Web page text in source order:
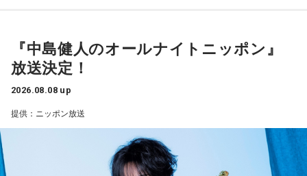
――石垣島で自主トレをともにした後輩である篠原響投手の
活躍をどうご覧になられましたか？
山田「球速がすごくて、僕も追いつけるように頑張ります」
――オールスターゲームの前に1軍へ復帰しました。ここまで
2試合に登板してみていかがですか？
山田「自分の持ち味が出せて抑えられることができたので、
そこは1番よかったのかなと思います。試合で投げる、野球が
――過去2年の苦労は昨シーズンに活きていたということです
ね。
山田「活きていると思います。ウエイトトレーニングなどで
身体作りができたと思うので、結果を出さないといけないと
ころで出せたというのはよかったと思います」
――2月の南郷キャンプ終盤で右肘痛が発覚した時の心境を教
『中島健人のオールナイトニッポン』
放送決定！
2026.08.08 up
提供：ニッポン放送